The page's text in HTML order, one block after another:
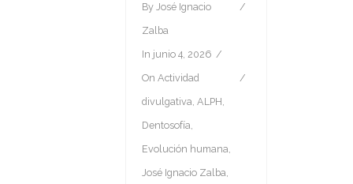
By José Ignacio
Zalba
In junio 4, 2026
On Actividad
divulgativa, ALPH,
Dentosofía,
Evolución humana,
José Ignacio Zalba,